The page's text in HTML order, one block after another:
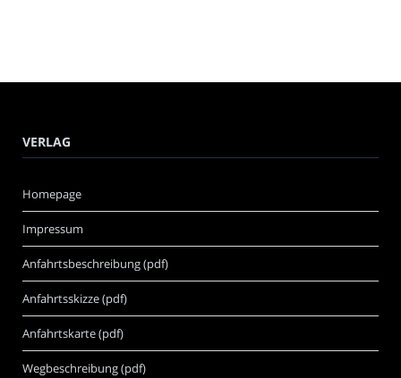
VERLAG
Homepage
Impressum
Anfahrtsbeschreibung (pdf)
Anfahrtsskizze (pdf)
Anfahrtskarte (pdf)
Wegbeschreibung (pdf)